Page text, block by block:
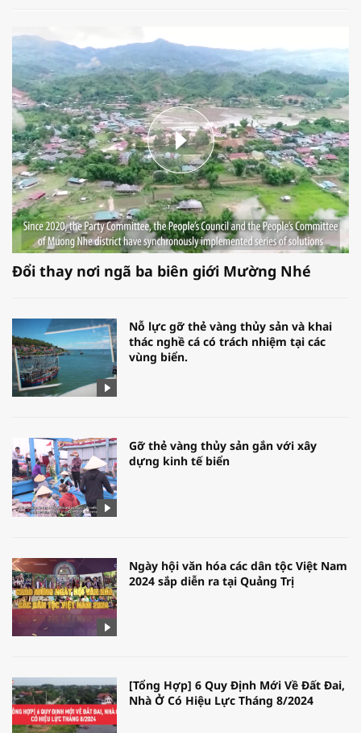
Đổi thay nơi ngã ba biên giới Mường Nhé
Nỗ lực gỡ thẻ vàng thủy sản và khai
thác nghề cá có trách nhiệm tại các
vùng biển.
Gỡ thẻ vàng thủy sản gắn với xây
dựng kinh tế biển
Ngày hội văn hóa các dân tộc Việt Nam
2024 sắp diễn ra tại Quảng Trị
[Tổng Hợp] 6 Quy Định Mới Về Đất Đai,
Nhà Ở Có Hiệu Lực Tháng 8/2024